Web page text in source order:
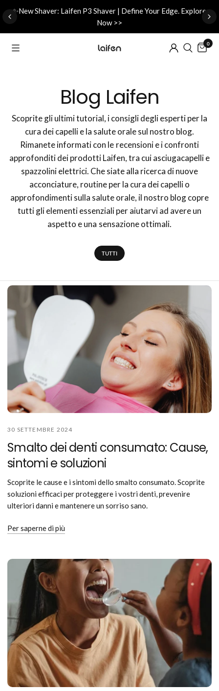
✨New Shaver: Laifen P3 Shaver | Define Your Edge. Explore
Now >>
0
Blog Laifen
Scoprite gli ultimi tutorial, i consigli degli esperti per la
cura dei capelli e la salute orale sul nostro blog.
Rimanete informati con le recensioni e i confronti
approfonditi dei prodotti Laifen, tra cui asciugacapelli e
spazzolini elettrici. Che siate alla ricerca di nuove
acconciature, routine per la cura dei capelli o
approfondimenti sulla salute orale, il nostro blog copre
tutti gli elementi essenziali per aiutarvi ad avere un
aspetto e una sensazione ottimali.
TUTTI
30 SETTEMBRE 2024
Smalto dei denti consumato: Cause,
sintomi e soluzioni
Scoprite le cause e i sintomi dello smalto consumato. Scoprite
soluzioni efficaci per proteggere i vostri denti, prevenire
ulteriori danni e mantenere un sorriso sano.
Per saperne di più